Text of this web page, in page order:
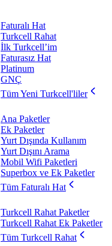
Faturalı Hat
Turkcell Rahat
İlk Turkcell’im
Faturasız Hat
Platinum
GNÇ
Tüm Yeni Turkcell'liler
Ana Paketler
Ek Paketler
Yurt Dışında Kullanım
Yurt Dışını Arama
Mobil Wifi Paketleri
Superbox ve Ek Paketler
Tüm Faturalı Hat
Turkcell Rahat Paketler
Turkcell Rahat Ek Paketler
Tüm Turkcell Rahat